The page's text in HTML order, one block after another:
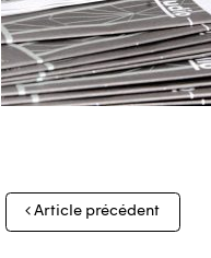
Navigation
des
Article précédent